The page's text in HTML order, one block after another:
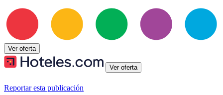
Ver oferta
Ver oferta
Reportar esta publicación